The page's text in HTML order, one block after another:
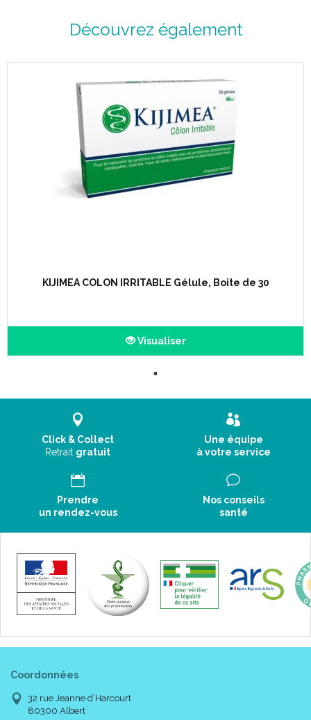
Découvrez également
KIJIMEA COLON IRRITABLE Gélule, Boite de 30
Visualiser
Click & Collect
Retrait gratuit
Une équipe
à votre service
Prendre
un rendez-vous
Nos conseils
santé
Coordonnées
32 rue Jeanne d’Harcourt
80300 Albert